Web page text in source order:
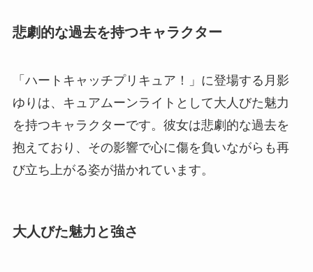
悲劇的な過去を持つキャラクター
「ハートキャッチプリキュア！」に登場する月影
ゆりは、キュアムーンライトとして大人びた魅力
を持つキャラクターです。彼女は悲劇的な過去を
抱えており、その影響で心に傷を負いながらも再
び立ち上がる姿が描かれています。
大人びた魅力と強さ